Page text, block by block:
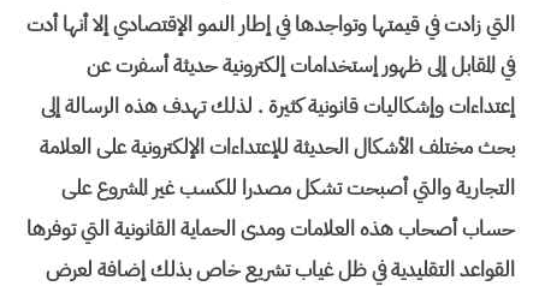
التي زادت في قيمتها وتواجدها في إطار النمو الإقتصادي إلا أنها أدت
في المقابل إلى ظهور إستخدامات إلكترونية حديثة أسفرت عن
إعتداءات وإشكاليات قانونية كثيرة . لذلك تهدف هذه الرسالة إلى
بحث مختلف الأشكال الحديثة للإعتداءات الإلكترونية على العلامة
التجارية والتي أصبحت تشكل مصدرا للكسب غير المشروع على
حساب أصحاب هذه العلامات ومدى الحماية القانونية التي توفرها
القواعد التقليدية في ظل غياب تشريع خاص بذلك إضافة لعرض